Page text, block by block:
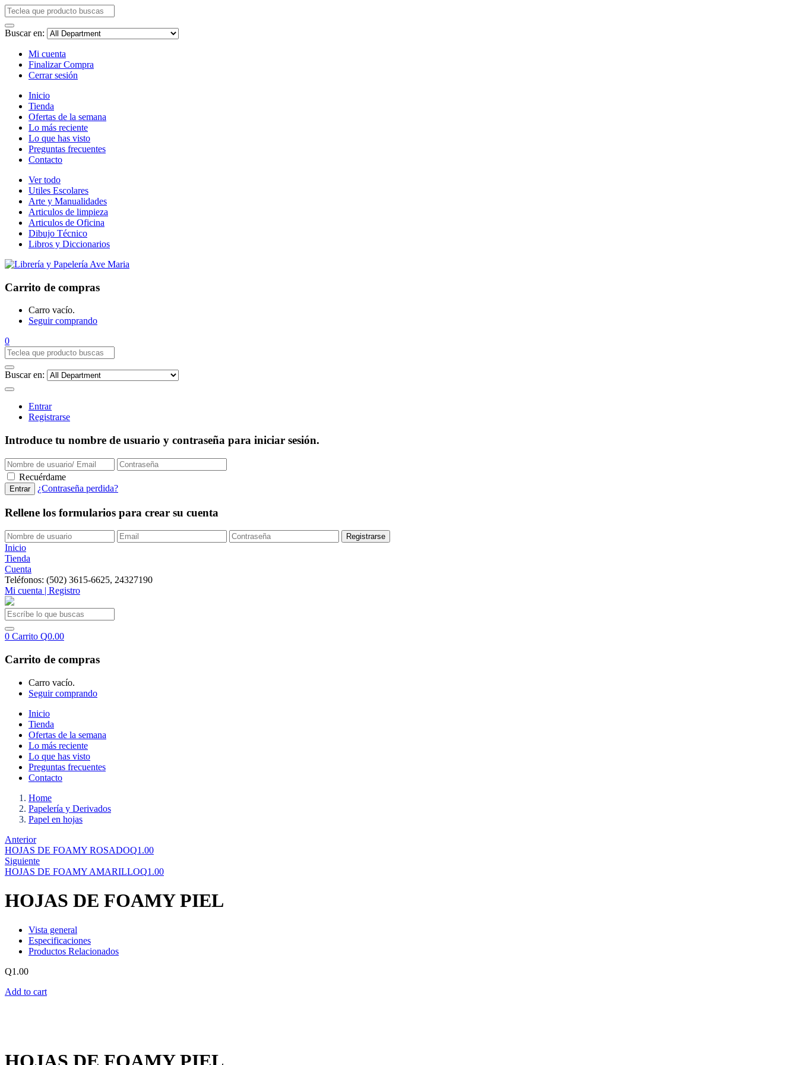
Buscar en:
Mi cuenta
Finalizar Compra
Cerrar sesión
Inicio
Tienda
Ofertas de la semana
Lo más reciente
Lo que has visto
Preguntas frecuentes
Contacto
Ver todo
Utiles Escolares
Arte y Manualidades
Articulos de limpieza
Articulos de Oficina
Dibujo Técnico
Libros y Diccionarios
Carrito de compras
Carro vacío.
Seguir comprando
0
Buscar en:
Entrar
Registrarse
Introduce tu nombre de usuario y contraseña para iniciar sesión.
Recuérdame
¿Contraseña perdida?
Rellene los formularios para crear su cuenta
Inicio
Tienda
Cuenta
Teléfonos: (502) 3615-6625, 24327190
Mi cuenta | Registro
0 Carrito Q0.00
Carrito de compras
Carro vacío.
Seguir comprando
Inicio
Tienda
Ofertas de la semana
Lo más reciente
Lo que has visto
Preguntas frecuentes
Contacto
Home
Papelería y Derivados
Papel en hojas
Anterior
HOJAS DE FOAMY ROSADOQ1.00
Siguiente
HOJAS DE FOAMY AMARILLOQ1.00
HOJAS DE FOAMY PIEL
Vista general
Especificaciones
Productos Relacionados
Q1.00
Add to cart